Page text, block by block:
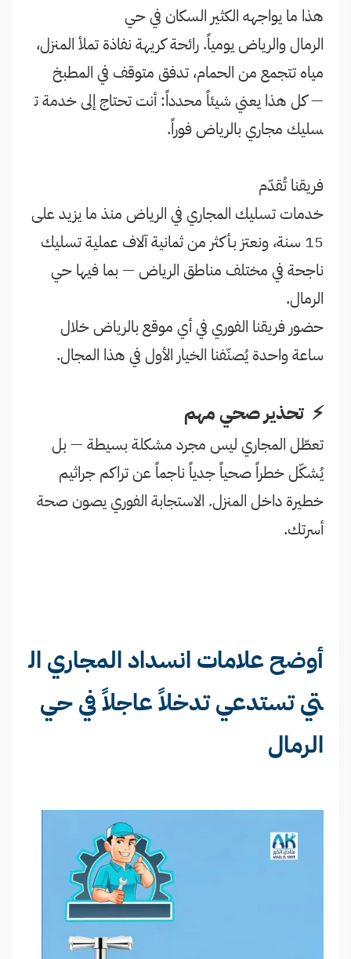
هذا ما يواجهه الكثير السكان في حي
الرمال والرياض يومياً. رائحة كريهة نفاذة تملأ المنزل،
مياه تتجمع من الحمام، تدفق متوقف في المطبخ
— كل هذا يعني شيئاً محدداً: أنت تحتاج إلى خدمة ت
سليك مجاري بالرياض فوراً.
فريقنا تُقدّم
خدمات تسليك المجاري في الرياض منذ ما يزيد على
15 سنة، ونعتز بـأكثر من ثمانية آلاف عملية تسليك
ناجحة في مختلف مناطق الرياض — بما فيها حي
الرمال.
حضور فريقنا الفوري في أي موقع بالرياض خلال
ساعة واحدة يُصنّفنا الخيار الأول في هذا المجال.
⚡ تحذير صحي مهم
تعطّل المجاري ليس مجرد مشكلة بسيطة — بل
يُشكّل خطراً صحياً جدياً ناجماً عن تراكم جراثيم
خطيرة داخل المنزل. الاستجابة الفوري يصون صحة
أسرتك.
أوضح علامات انسداد المجاري ال
تي تستدعي تدخلاً عاجلاً في حي
الرمال